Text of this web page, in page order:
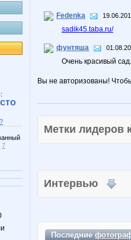
?
7
Fedenka
sadik45.taba.ru/
фунтяша
Очень красивый
Вы не авторизованы!
Метки
Интервью
Последние